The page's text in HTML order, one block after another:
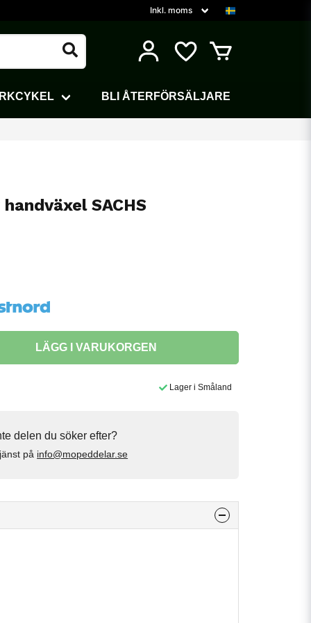
BLI ÅTERFÖRSÄLJARE
SACHS
LÄGG I VARUKORGEN
Lager i Småland
delen du söker efter?
på info@mopeddelar.se